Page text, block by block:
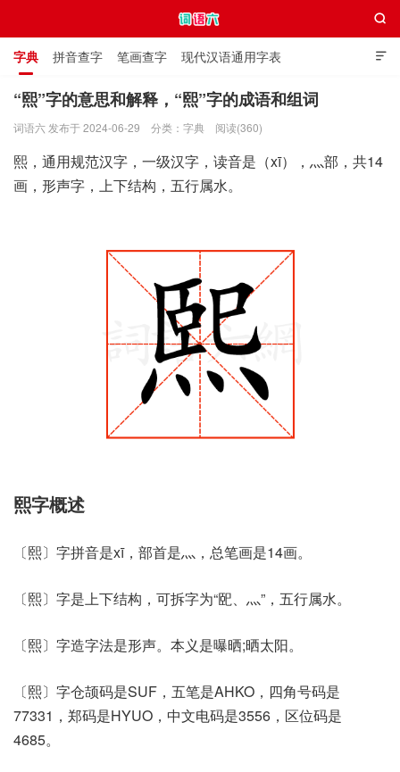

字典 拼音查字 笔画查字 现代汉语通用字表
通用规范汉字表 叠字大全 独体字大全 极简英语词典

“熙”字的意思和解释，“熙”字的成语和组词
词语六 发布于 2024-06-29 分类： 字典 阅读(360)
熙，通用规范汉字，一级汉字，读音是（xī），灬部，共14
画，形声字，上下结构，五行属水。
熙字概述
〔熙〕字拼音是xī，部首是灬，总笔画是14画。
〔熙〕字是上下结构，可拆字为“巸、灬”，五行属水。
〔熙〕字造字法是形声。本义是曝晒;晒太阳。
〔熙〕字仓颉码是SUF，五笔是AHKO，四角号码是
77331，郑码是HYUO，中文电码是3556，区位码是
4685。